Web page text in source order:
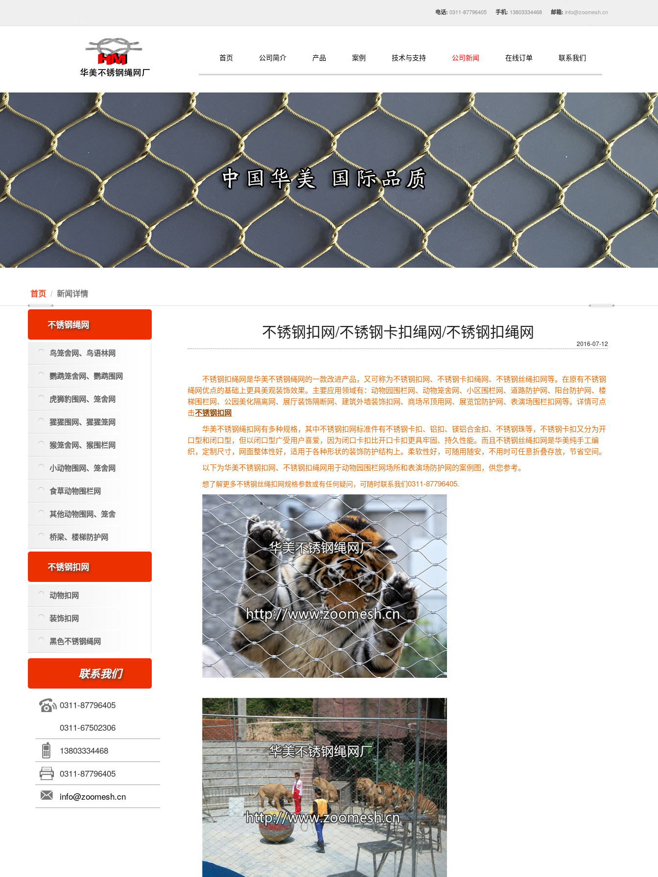
电话: 0311-87796405 手机: 13803334468 邮箱: info@zoomesh.cn
首页 公司简介 产品 案例 技术与支持 公司新闻 在线订单 联系我们
首页 新闻详情
不锈钢绳网
鸟笼舍网、鸟语林网
鹦鹉笼舍网、鹦鹉围网
虎狮豹围网、笼舍网
猩猩围网、猩猩笼网
猴笼舍网、猴围栏网
小动物围网、笼舍网
食草动物围栏网
其他动物围网、笼舍
桥梁、楼梯防护网
不锈钢扣网
动物扣网
装饰扣网
黑色不锈钢绳网
联系我们
0311-87796405
0311-67502306
13803334468
0311-87796405
info@zoomesh.cn
不锈钢扣网/不锈钢卡扣绳网/不锈钢扣绳网
2016-07-12
不锈钢扣绳网是华美不锈钢绳网的一款改进产品，又可称为不锈钢扣网、不锈钢卡扣绳网、不锈钢丝绳扣网等。在原有不锈钢
绳网优点的基础上更具美观装饰效果。主要应用领域有：动物园围栏网、动物笼舍网、小区围栏网、道路防护网、阳台防护网、楼
梯围栏网、公园美化隔离网、展厅装饰隔断网、建筑外墙装饰扣网、商场吊顶用网、展览馆防护网、表演场围栏扣网等。详情可点
击不锈钢扣网
华美不锈钢绳扣网有多种规格，其中不锈钢扣网标准件有不锈钢卡扣、铝扣、镁铝合金扣、不锈钢珠等，不锈钢卡扣又分为开
口型和闭口型，但以闭口型广受用户喜爱，因为闭口卡扣比开口卡扣更具牢固、持久性能。而且不锈钢丝绳扣网是华美纯手工编
织，定制尺寸，网面整体性好，适用于各种形状的装饰防护结构上。柔软性好，可随用随安，不用时可任意折叠存放，节省空间。
以下为华美不锈钢扣网、不锈钢扣绳网用于动物园围栏网场所和表演场防护网的案例图，供您参考。
想了解更多不锈钢丝绳扣网规格参数或有任何疑问，可随时联系我们0311-87796405.